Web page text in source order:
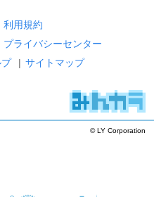
利用規約
プライバシーセンター
| サイトマップ
© LY Corporation